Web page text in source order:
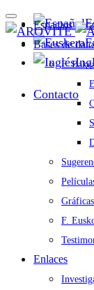
Contacto
Espacios
Bases de
F.
Gráficas
F.
Enlaces